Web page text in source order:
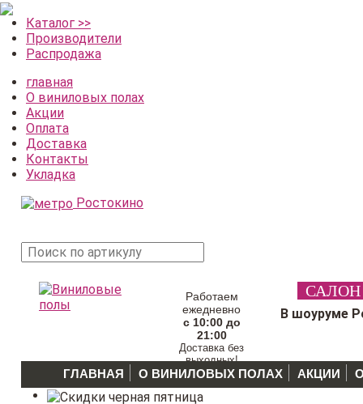
Каталог >>
Производители
Распродажа
главная
О виниловых полах
Акции
Оплата
Доставка
Контакты
Укладка
Ростокино
товара
Работаем
ежедневно
с 10:00 до
21:00
Доставка без
выходных!
В шоуруме
ГЛАВНАЯ О ВИНИЛОВЫХ ПОЛАХ АКЦИИ